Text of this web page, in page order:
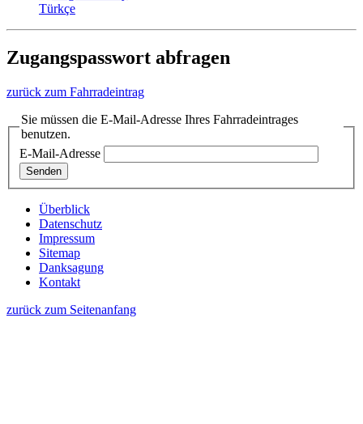
Türkçe
Zugangspasswort abfragen
zurück zum Fahrradeintrag
Sie müssen die E-Mail-Adresse Ihres Fahrradeintrages
benutzen.
E-Mail-Adresse
Überblick
Datenschutz
Impressum
Sitemap
Danksagung
Kontakt
zurück zum Seitenanfang